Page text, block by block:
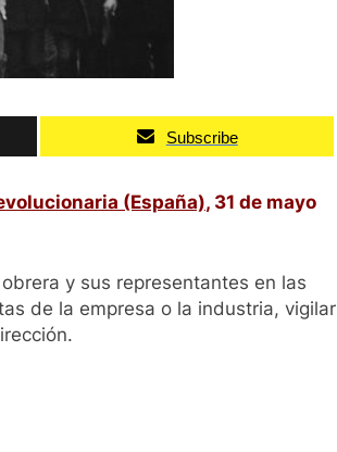
Subscribe
(España), 31 de mayo
y sus representantes en las
de la empresa o la industria, vigilar